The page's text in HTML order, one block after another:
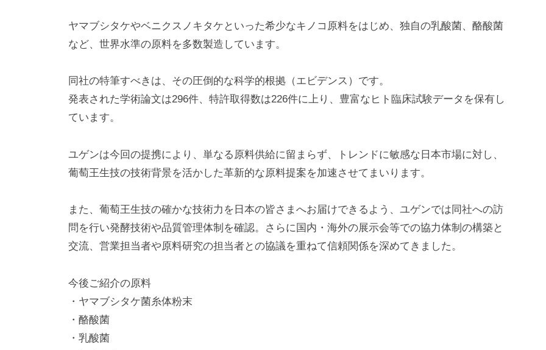
ヤマブシタケやベニクスノキタケといった希少なキノコ原料をはじめ、独自の乳酸菌、酪酸菌
など、世界水準の原料を多数製造しています。
同社の特筆すべきは、その圧倒的な科学的根拠（エビデンス）です。
発表された学術論文は296件、特許取得数は226件に上り、豊富なヒト臨床試験データを保有し
ています。
ユゲンは今回の提携により、単なる原料供給に留まらず、トレンドに敏感な日本市場に対し、
葡萄王生技の技術背景を活かした革新的な原料提案を加速させてまいります。
また、葡萄王生技の確かな技術力を日本の皆さまへお届けできるよう、ユゲンでは同社への訪
問を行い発酵技術や品質管理体制を確認。さらに国内・海外の展示会等での協力体制の構築と
交流、営業担当者や原料研究の担当者との協議を重ねて信頼関係を深めてきました。
今後ご紹介の原料
・ヤマブシタケ菌糸体粉末
・酪酸菌
・乳酸菌